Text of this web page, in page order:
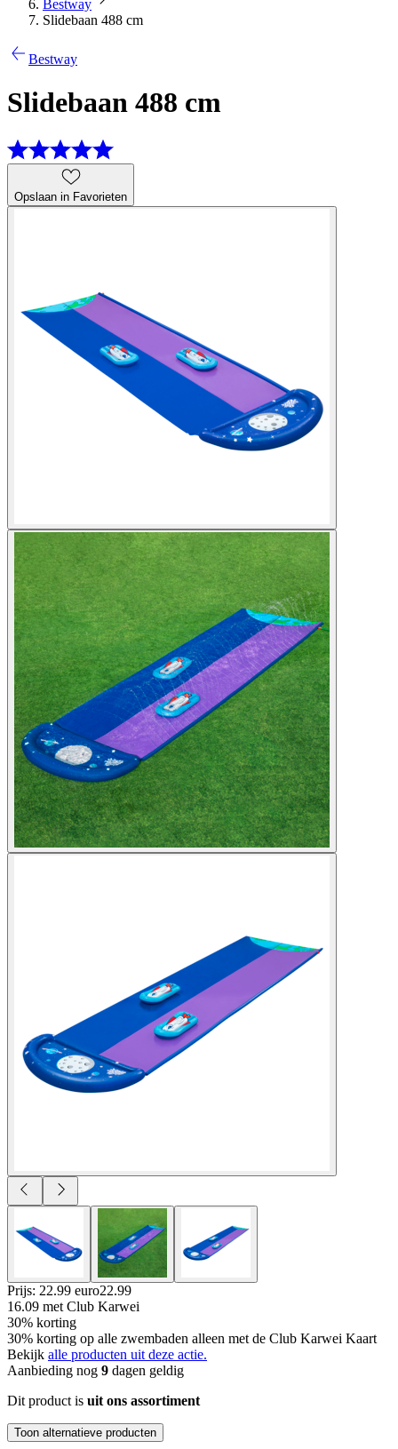
Bestway
Slidebaan 488 cm
Bestway
Slidebaan 488 cm
Opslaan in Favorieten
Prijs: 22.99 euro22.99
16.09 met Club Karwei
30% korting
30% korting op alle zwembaden alleen met de Club Karwei Kaart
Bekijk alle producten uit deze actie.
Aanbieding nog 9 dagen geldig
Dit product is uit ons assortiment
Toon alternatieve producten